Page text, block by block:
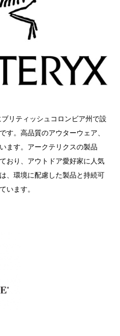
リティッシュコロンビア州で設
す。高品質のアウターウェア、
ます。アークテリクスの製品
おり、アウトドア愛好家に人気
、環境に配慮した製品と持続可
います。